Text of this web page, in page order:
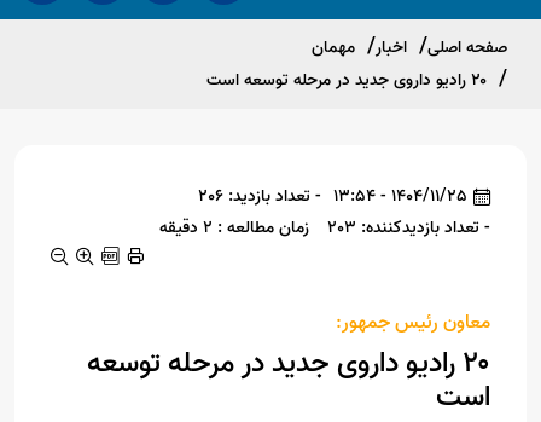
صفحه اصلی اخبار
مهمان
۲۰ رادیو داروی جدید در مرحله توسعه است
1404/11/25 - 13:54
- تعداد بازدید: 206
- تعداد بازدیدکننده: 203
زمان مطالعه : 2 دقیقه
معاون رئیس جمهور:
۲۰ رادیو داروی جدید در مرحله توسعه
است